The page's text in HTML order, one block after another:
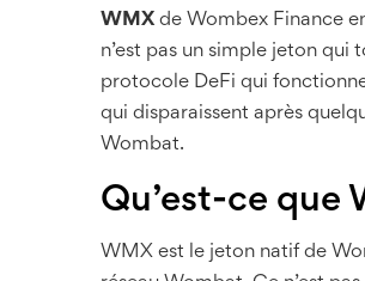
WMX de Wombex Finance
n’est pas un simple jeton qui
protocole DeFi qui
qui disparaissent après
Wombat.
Qu’est-ce que
WMX est le jeton natif de